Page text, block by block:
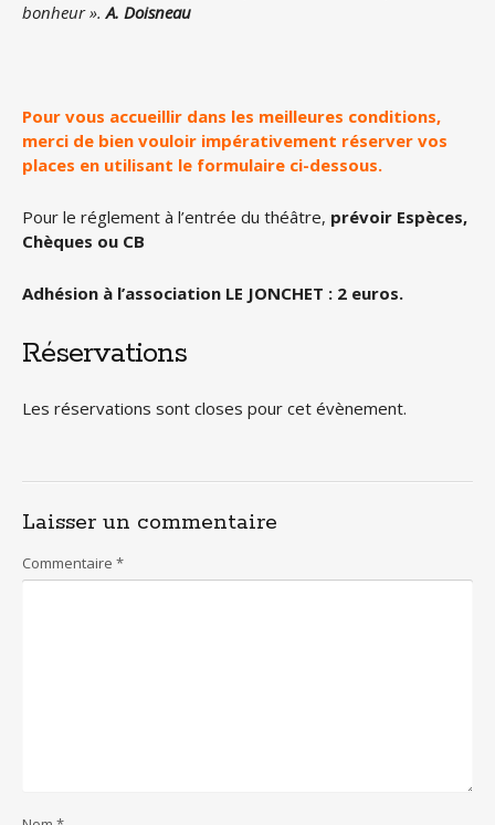
bonheur ».A. Doisneau
Pour vous accueillir dans les meilleures conditions,
merci de bien vouloir impérativement réserver vos
places en utilisant le formulaire ci-dessous.
Pour le réglement à l’entrée du théâtre, prévoir Espèces,
Chèques ou CB
Adhésion à l’association LE JONCHET : 2 euros.
Réservations
Les réservations sont closes pour cet évènement.
Laisser un commentaire
Commentaire *